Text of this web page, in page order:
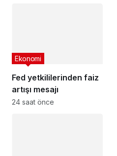
Fed yetkililerinden faiz
artışı mesajı
Ekonomi
24 saat önce